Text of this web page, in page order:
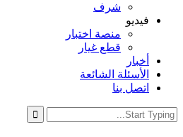
شرف
فيديو
منصة اختبار
قطع غيار
أخبار
الأسئلة الشائعة
اتصل بنا